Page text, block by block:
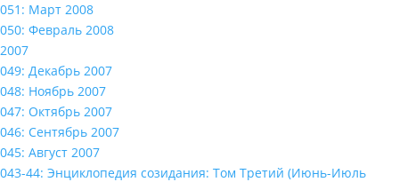
051: Март 2008
050: Февраль 2008
2007
049: Декабрь 2007
048: Ноябрь 2007
047: Октябрь 2007
046: Сентябрь 2007
045: Август 2007
043-44: Энциклопедия созидания: Том Третий (Июнь-Июль